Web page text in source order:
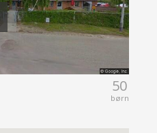
50
børn